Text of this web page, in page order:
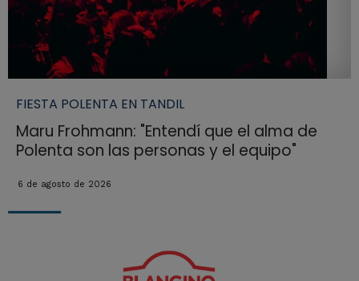
FIESTA POLENTA EN TANDIL
Maru Frohmann: "Entendí que el alma de
Polenta son las personas y el equipo"
6 de agosto de 2026